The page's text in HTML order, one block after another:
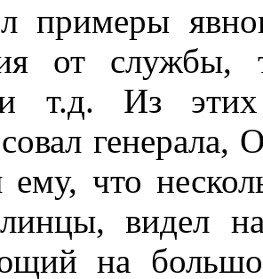
примеры
от службы,
и т.д. Из
что
видел
на